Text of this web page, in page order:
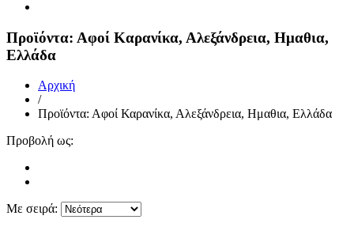
Προϊόντα: Αφοί Καρανίκα, Αλεξάνδρεια, Ημαθια,
Ελλάδα
Αρχική
/
Προϊόντα: Αφοί Καρανίκα, Αλεξάνδρεια, Ημαθια, Ελλάδα
Προβολή ως:
Με σειρά: